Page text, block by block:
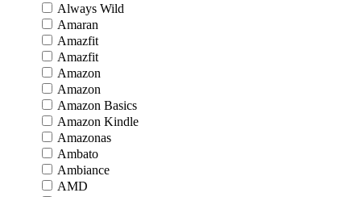
Always Wild
Amaran
Amazfit
Amazfit
Amazon
Amazon
Amazon Basics
Amazon Kindle
Amazonas
Ambato
Ambiance
AMD